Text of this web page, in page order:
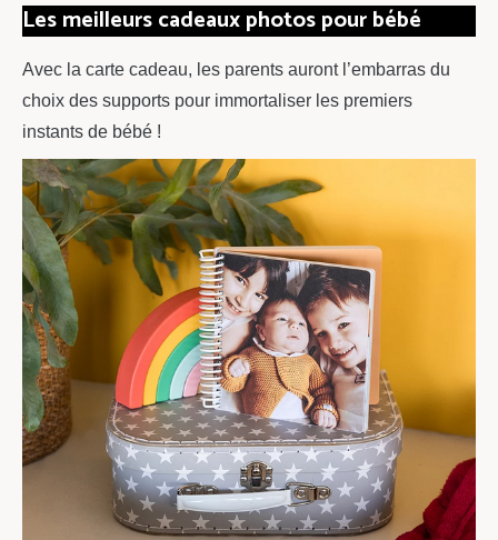
Les meilleurs cadeaux photos pour bébé
Avec la carte cadeau, les parents auront l’embarras du
choix des supports pour immortaliser les premiers
instants de bébé !